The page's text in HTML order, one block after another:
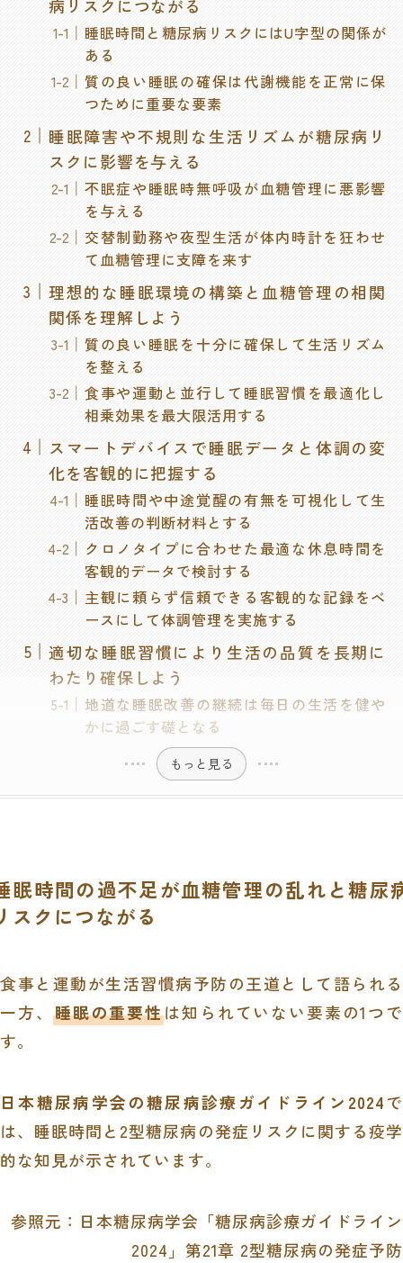
病リスクにつながる
睡眠時間と糖尿病リスクにはU字型の関係が
ある
質の良い睡眠の確保は代謝機能を正常に保
つために重要な要素
睡眠障害や不規則な生活リズムが糖尿病リ
スクに影響を与える
不眠症や睡眠時無呼吸が血糖管理に悪影響
を与える
交替制勤務や夜型生活が体内時計を狂わせ
て血糖管理に支障を来す
理想的な睡眠環境の構築と血糖管理の相関
関係を理解しよう
質の良い睡眠を十分に確保して生活リズム
を整える
食事や運動と並行して睡眠習慣を最適化し
相乗効果を最大限活用する
スマートデバイスで睡眠データと体調の変
化を客観的に把握する
睡眠時間や中途覚醒の有無を可視化して生
活改善の判断材料とする
クロノタイプに合わせた最適な休息時間を
客観的データで検討する
主観に頼らず信頼できる客観的な記録をベ
ースにして体調管理を実施する
適切な睡眠習慣により生活の品質を長期に
わたり確保しよう
地道な睡眠改善の継続は毎日の生活を健や
かに過ごす礎となる
もっと見る
眠時間の過不足が血糖管理の乱れと糖尿
スクにつながる
食事と運動が生活習慣病予防の王道として語られる
一方、睡眠の重要性は知られていない要素の1つで
す。
日本糖尿病学会の糖尿病診療ガイドライン2024で
は、睡眠時間と2型糖尿病の発症リスクに関する疫学
的な知見が示されています。
参照元： 日本糖尿病学会「糖尿病診療ガイドライン
2024」第21章 2型糖尿病の発症予防